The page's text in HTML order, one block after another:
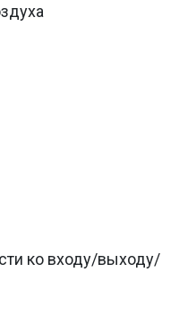
ко входу/выходу/